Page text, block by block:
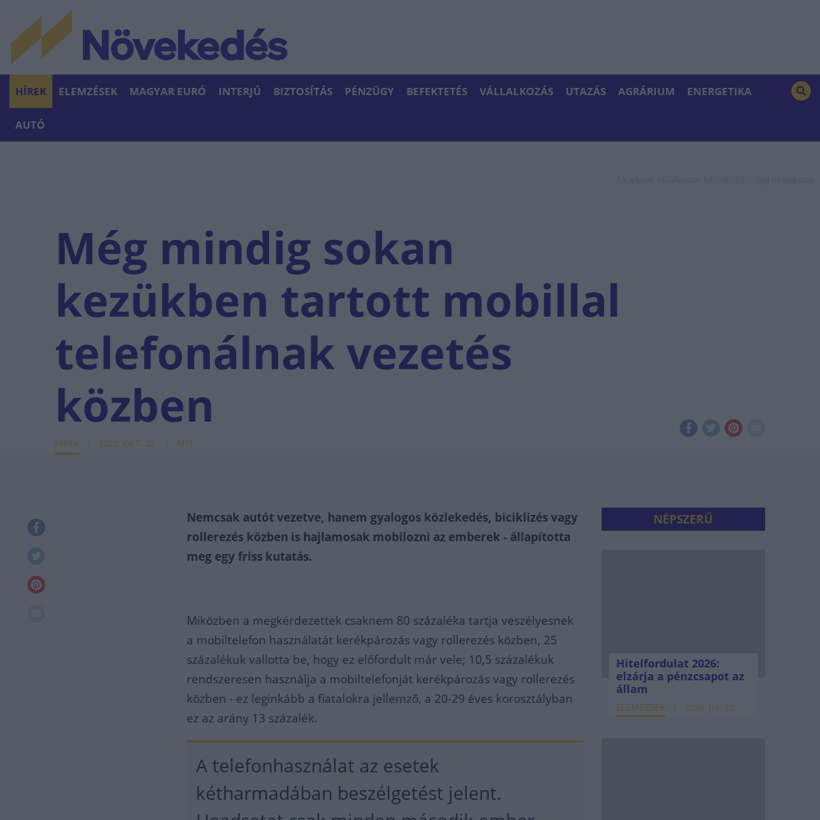
HÍREK ELEMZÉSEK MAGYAR EURÓ INTERJÚ BIZTOSÍTÁS PÉNZÜGY BEFEKTETÉS VÁLLALKOZÁS UTAZÁS AGRÁRIUM ENERGETIKA
AUTÓ
Még mindig sokan
kezükben tartott mobillal
telefonálnak vezetés
közben
HÍREK 2020. OKT. 22. MTI
Nemcsak autót vezetve, hanem gyalogos közlekedés, biciklizés vagy
rollerezés közben is hajlamosak mobilozni az emberek - állapította
meg egy friss kutatás.
Miközben a megkérdezettek csaknem 80 százaléka tartja veszélyesnek
a mobiltelefon használatát kerékpározás vagy rollerezés közben, 25
százalékuk vallotta be, hogy ez előfordult már vele; 10,5 százalékuk
rendszeresen használja a mobiltelefonját kerékpározás vagy rollerezés
közben - ez leginkább a fiatalokra jellemző, a 20-29 éves korosztályban
ez az arány 13 százalék.
A telefonhasználat az esetek
kétharmadában beszélgetést jelent.
NÉPSZERŰ
Hitelfordulat 2026:
elzárja a pénzcsapot az
állam
ELEMZÉSEK 2026. júl. 22.